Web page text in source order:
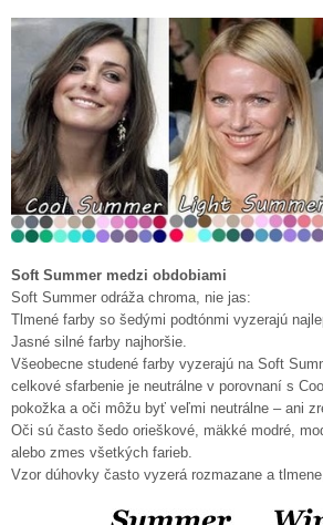
Soft Summer medzi obdobiami
Soft Summer odráža chroma, nie jas:
Tlmené farby so šedými podtónmi vyzerajú
Jasné silné farby najhoršie.
Všeobecne studené farby vyzerajú na Soft
celkové sfarbenie je neutrálne v porovnaní s
pokožka a oči môžu byť veľmi neutrálne – ani
Oči sú často šedo orieškové, mäkké modré,
alebo zmes všetkých farieb.
Vzor dúhovky často vyzerá rozmazane a